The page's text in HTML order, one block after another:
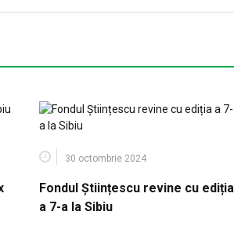
30 octombrie 2024
Fondul Științescu revine cu ediția
a 7-a la Sibiu